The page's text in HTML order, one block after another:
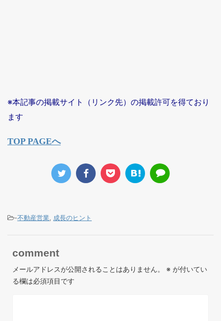
※本記事の掲載サイト（リンク先）の掲載許可を得ており
ます
TOP PAGEへ
-不動産営業, 成長のヒント
comment
メールアドレスが公開されることはありません。 ※ が付いてい
る欄は必須項目です